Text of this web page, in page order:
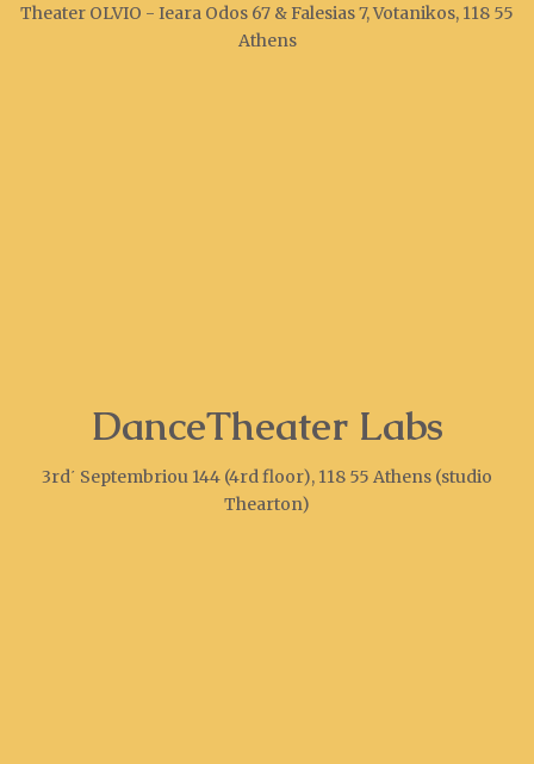
Theater OLVIO - Ieara Odos 67 & Falesias 7, Votanikos, 118 55
Athens
DanceTheater Labs
3rd΄ Septembriou 144 (4rd floor), 118 55 Athens (studio
Thearton)